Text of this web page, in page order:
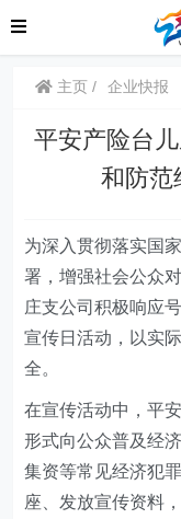
主页 企业快报
平安产险台儿
和防范
为深入贯彻落实国
署，增强社会公众
庄支公司积极响应
宣传日活动，以实
全。
在宣传活动中，平
形式向公众普及经
集资等常见经济犯
座、发放宣传资料